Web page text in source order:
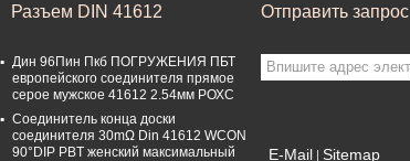
Разъем DIN 41612
Дин 96Пин Пкб ПОГРУЖЕНИЯ ПБТ
европейского соединителя прямое
серое мужское 41612 2.54мм РОХС
Соединитель конца доски
соединителя 30mΩ Din 41612 WCON
90°DIP PBT женский максимальный
Отправить запрос
E-Mail | Sitemap